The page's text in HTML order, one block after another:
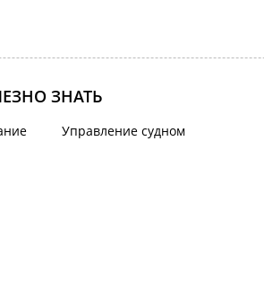
ЗНАТЬ
Управление судном